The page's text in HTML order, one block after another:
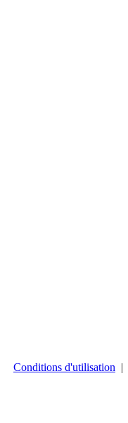
Conditions d'utilisation |